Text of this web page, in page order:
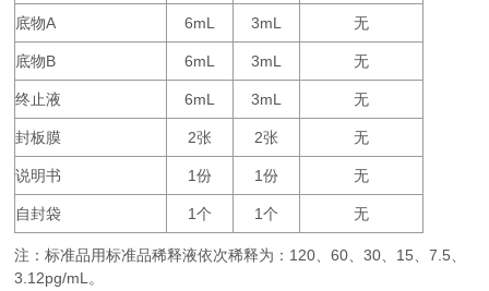
底物A 6mL 3mL 无
底物B 6mL 3mL 无
终止液 6mL 3mL 无
封板膜 2张 2张 无
说明书 1份 1份 无
自封袋 1个 1个 无
注：标准品用标准品稀释液依次稀释为： 120、60、30、 15、7.5、
3.12pg/mL。